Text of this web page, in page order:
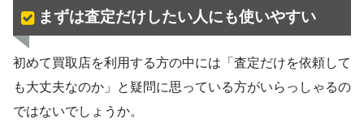
まずは査定だけしたい人にも使いやすい
初めて買取店を利用する方の中には「査定だけを依頼して
も大丈夫なのか」と疑問に思っている方がいらっしゃるの
ではないでしょうか。